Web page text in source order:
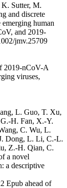
Sutter, M.
and discrete
emerging human
and 2019-
jmv.25709
2019-nCoV-A
viruses,
L. Guo, T. Xu,
H. Fan, X.-Y.
C. Wu, L.
Dong, L. Li, C.-L.
Z.-H. Qian, C.
a novel
a descriptive
Epub ahead of